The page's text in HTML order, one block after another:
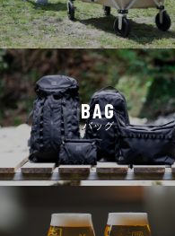
BAG
バッグ